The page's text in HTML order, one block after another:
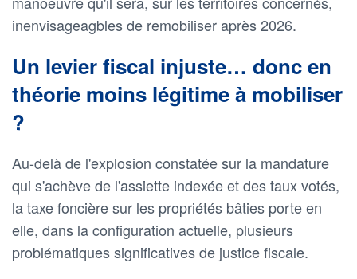
inenvisageagbles de remobiliser après 2026.
Un levier fiscal injuste… donc en
théorie moins légitime à mobiliser
?
Au-delà de l'explosion constatée sur la mandature
qui s'achève de l'assiette indexée et des taux votés,
la taxe foncière sur les propriétés bâties porte en
elle, dans la configuration actuelle, plusieurs
problématiques significatives de justice fiscale.